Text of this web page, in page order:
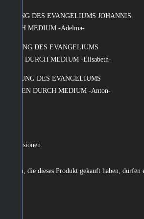
DES EVANGELIUMS JOHANNIS.
DURCH MEDIUM -Adelma-
DES EVANGELIUMS
DURCH MEDIUM -Elisabeth-
DES EVANGELIUMS
DURCH MEDIUM -Anton-
Rezensionen.
Kunden, die dieses Produkt gekauft haben, dürfen